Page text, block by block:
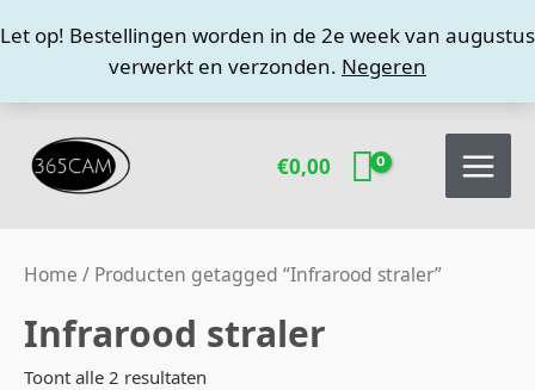
Let op! Bestellingen worden in de 2e week van augustus
verwerkt en verzonden. Negeren
naar
inhoud
€0,00
Home / Producten getagged “Infrarood straler”
Infrarood straler
Toont alle 2 resultaten